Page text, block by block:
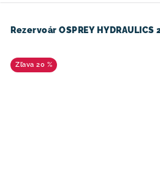
Rezervoár OSPREY HYDRAULICS
20 %